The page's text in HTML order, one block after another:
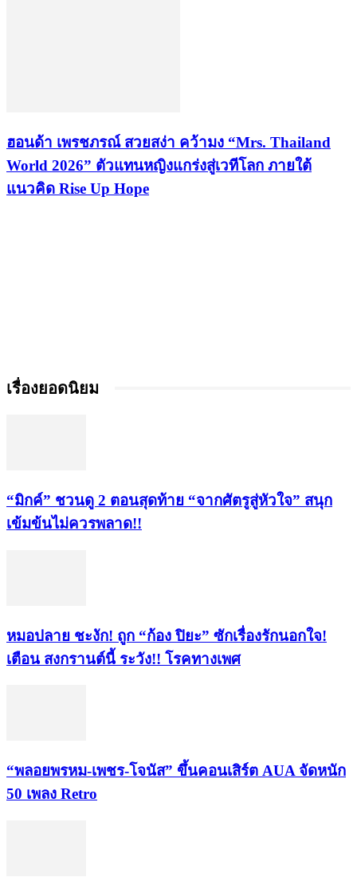
ฮอนด้า เพรชภรณ์ สวยสง่า คว้ามง “Mrs. Thailand
World 2026” ตัวแทนหญิงแกร่งสู่เวทีโลก ภายใต้
แนวคิด Rise Up Hope
เรื่องยอดนิยม
“มิกค์” ชวนดู 2 ตอนสุดท้าย “จากศัตรูสู่หัวใจ” สนุก
เข้มข้นไม่ควรพลาด!!
หมอปลาย ชะงัก! ถูก “ก้อง ปิยะ” ซักเรื่องรักนอกใจ!
เตือน สงกรานต์นี้ ระวัง!! โรคทางเพศ
“พลอยพรหม-เพชร-โจนัส” ขึ้นคอนเสิร์ต AUA จัดหนัก
50 เพลง Retro